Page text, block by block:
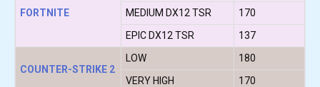
FORTNITE
MEDIUM DX12 TSR
170
EPIC DX12 TSR
137
COUNTER-STRIKE 2
LOW
180
VERY HIGH
170